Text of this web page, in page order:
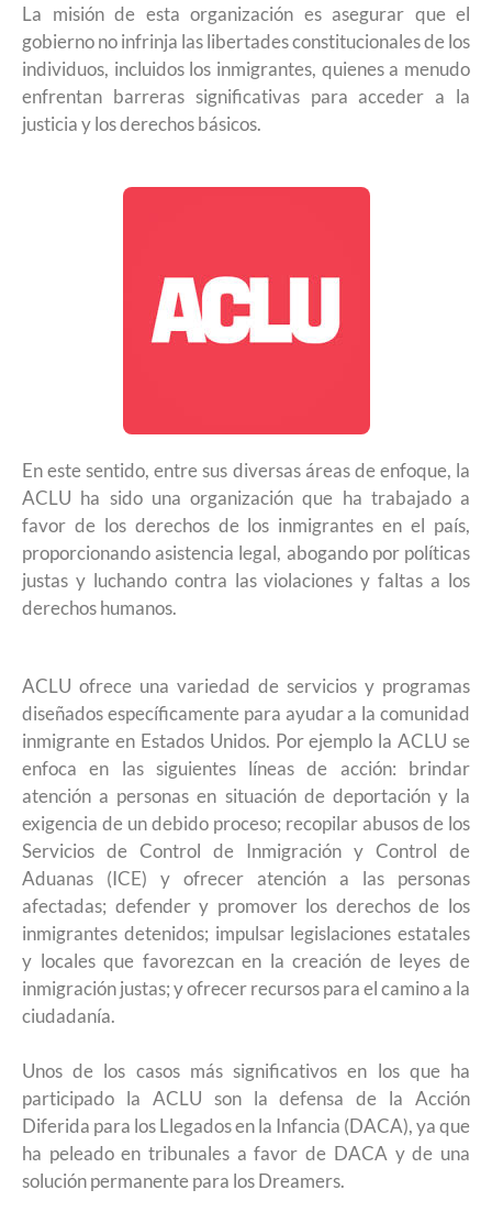
La misión de esta organización es asegurar que el
gobierno no infrinja las libertades constitucionales de los
individuos, incluidos los inmigrantes, quienes a menudo
enfrentan barreras significativas para acceder a la
justicia y los derechos básicos.
En este sentido, entre sus diversas áreas de enfoque, la
ACLU ha sido una organización que ha trabajado a
favor de los derechos de los inmigrantes en el país,
proporcionando asistencia legal, abogando por políticas
justas y luchando contra las violaciones y faltas a los
derechos humanos.
ACLU ofrece una variedad de servicios y programas
diseñados específicamente para ayudar a la comunidad
inmigrante en Estados Unidos. Por ejemplo la ACLU se
enfoca en las siguientes líneas de acción: brindar
atención a personas en situación de deportación y la
exigencia de un debido proceso; recopilar abusos de los
Servicios de Control de Inmigración y Control de
Aduanas (ICE) y ofrecer atención a las personas
afectadas; defender y promover los derechos de los
inmigrantes detenidos; impulsar legislaciones estatales
y locales que favorezcan en la creación de leyes de
inmigración justas; y ofrecer recursos para el camino a la
ciudadanía.
Unos de los casos más significativos en los que ha
participado la ACLU son la defensa de la Acción
Diferida para los Llegados en la Infancia (DACA), ya que
ha peleado en tribunales a favor de DACA y de una
solución permanente para los Dreamers.